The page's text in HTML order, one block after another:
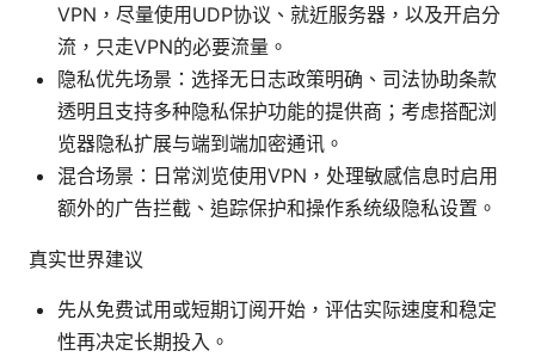
VPN，尽量使用UDP协议、就近服务器，以及开启分
流，只走VPN的必要流量。
隐私优先场景：选择无日志政策明确、司法协助条款
透明且支持多种隐私保护功能的提供商；考虑搭配浏
览器隐私扩展与端到端加密通讯。
混合场景：日常浏览使用VPN，处理敏感信息时启用
额外的广告拦截、追踪保护和操作系统级隐私设置。
真实世界建议
先从免费试用或短期订阅开始，评估实际速度和稳定
性再决定长期投入。